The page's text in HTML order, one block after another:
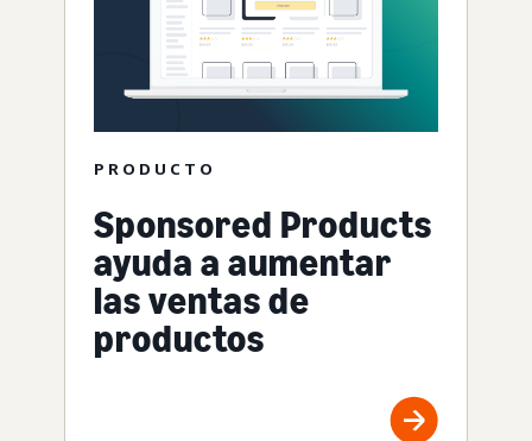
PRODUCTO
Sponsored Products
ayuda a aumentar
las ventas de
productos